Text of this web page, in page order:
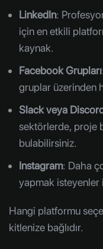
LinkedIn:
için en etkili
kaynak.
Facebook Grupları
gruplar üzerinden
Slack veya
sektörlerde, proje
bulabilirsiniz.
Instagram: Daha
yapmak isteyenler
Hangi platformu
kitlenize bağlıdır.